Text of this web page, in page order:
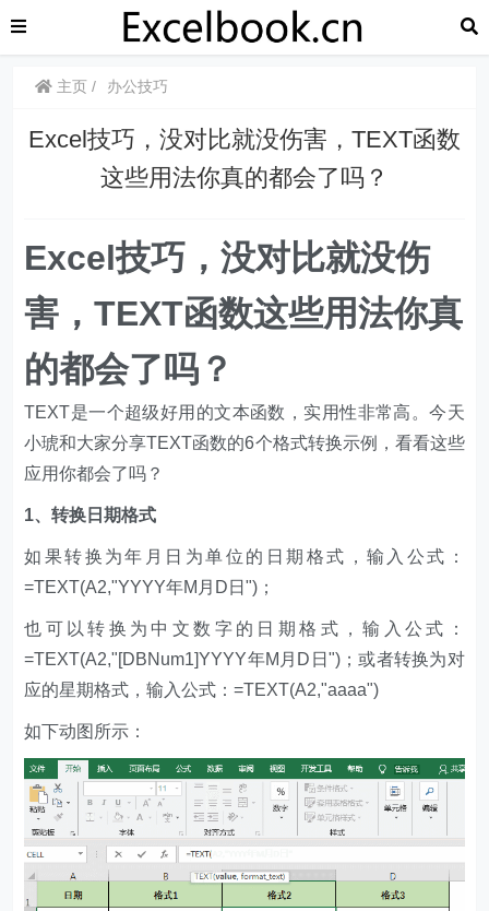
主页 办公技巧
​​Excel技巧，​​没对比就没伤害，TEXT函数
这些用法你真的都会了吗？
​​Excel技巧，​​没对比就没伤
害，TEXT函数这些用法你真
的都会了吗？
TEXT是一个超级好用的文本函数，实用性非常高。今天
小琥和大家分享TEXT函数的6个格式转换示例，看看这些
应用你都会了吗？
1、转换日期格式
如果转换为年月日为单位的日期格式，输入公式：
=TEXT(A2,"YYYY年M月D日")；
也可以转换为中文数字的日期格式，输入公式：
=TEXT(A2,"[DBNum1]YYYY年M月D日")；或者转换为对
应的星期格式，输入公式：=TEXT(A2,"aaaa")
如下动图所示：